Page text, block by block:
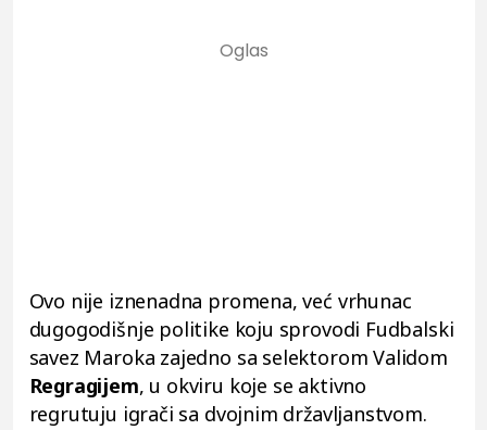
Ovo nije iznenadna promena, već vrhunac
dugogodišnje politike koju sprovodi Fudbalski
savez Maroka zajedno sa selektorom Validom
Regragijem, u okviru koje se aktivno
regrutuju igrači sa dvojnim državljanstvom.